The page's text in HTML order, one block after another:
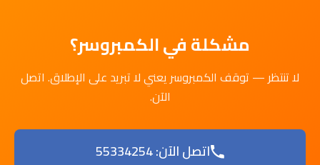
مشكلة في الكمبروسر؟
لا تنتظر — توقف الكمبروسر يعني لا تبريد على الإطلاق. اتصل
الآن.
اتصل الآن: 55334254